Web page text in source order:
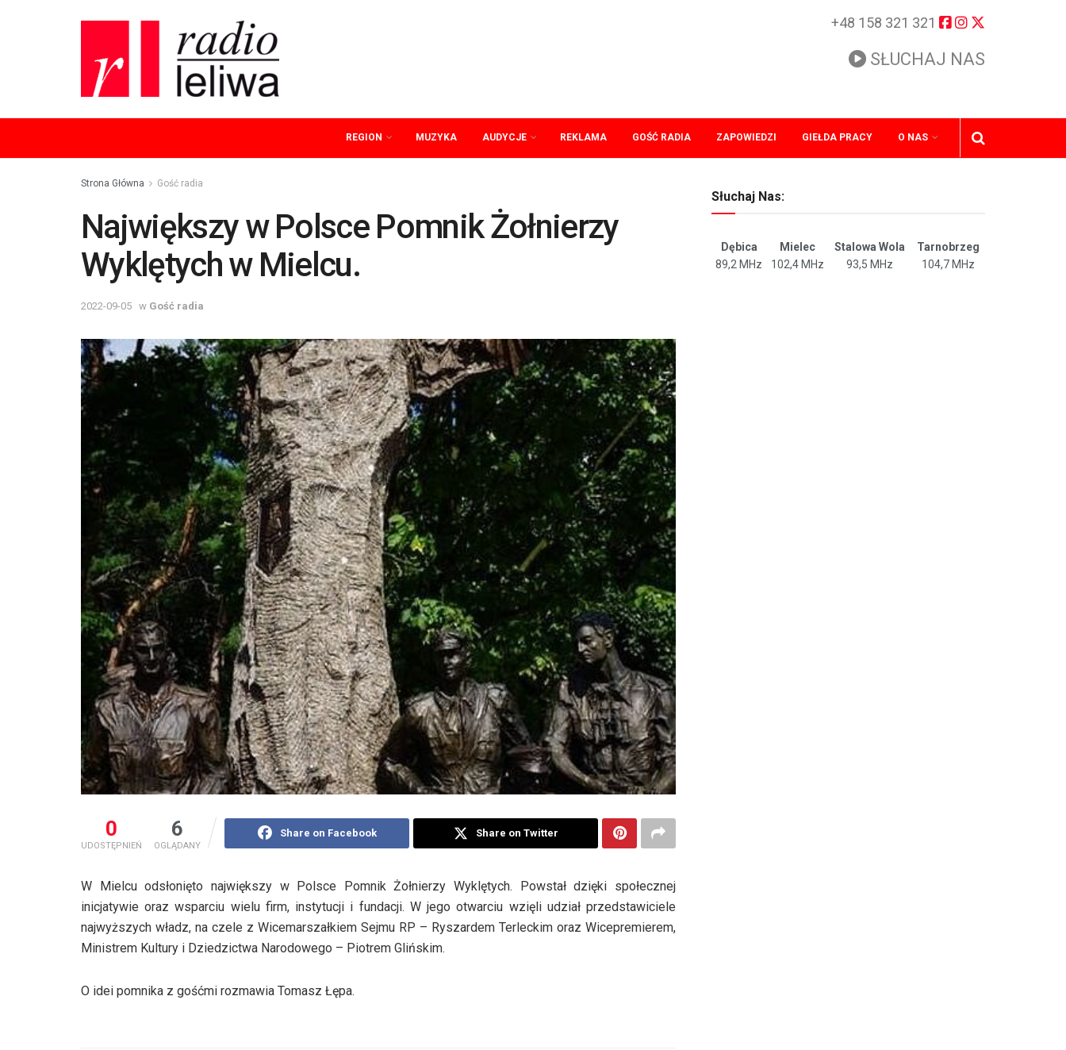
+48 158 321 321
SŁUCHAJ NAS
REGION MUZYKA AUDYCJE REKLAMA GOŚĆ RADIA ZAPOWIEDZI GIEŁDA PRACY O NAS
Strona Główna Gość radia
Największy w Polsce Pomnik Żołnierzy
Wyklętych w Mielcu.
2022-09-05 w Gość radia
0
UDOSTĘPNIEŃ
6
OGLĄDANY
Share on Facebook Share on Twitter
W Mielcu odsłonięto największy w Polsce Pomnik Żołnierzy Wyklętych. Powstał dzięki społecznej
inicjatywie oraz wsparciu wielu firm, instytucji i fundacji. W jego otwarciu wzięli udział przedstawiciele
najwyższych władz, na czele z Wicemarszałkiem Sejmu RP – Ryszardem Terleckim oraz Wicepremierem,
Ministrem Kultury i Dziedzictwa Narodowego – Piotrem Glińskim.
O idei pomnika z gośćmi rozmawia Tomasz Łępa.
Słuchaj Nas:
Dębica Mielec Stalowa Wola
Tarnobrzeg
89,2 MHz
102,4 MHz 93,5 MHz 104,7 MHz